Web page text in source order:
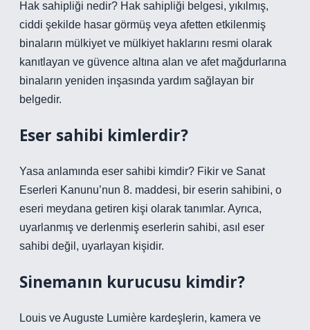
Hak sahipliği nedir? Hak sahipliği belgesi, yıkılmış,
ciddi şekilde hasar görmüş veya afetten etkilenmiş
binaların mülkiyet ve mülkiyet haklarını resmi olarak
kanıtlayan ve güvence altına alan ve afet mağdurlarına
binaların yeniden inşasında yardım sağlayan bir
belgedir.
Eser sahibi kimlerdir?
Yasa anlamında eser sahibi kimdir? Fikir ve Sanat
Eserleri Kanunu’nun 8. maddesi, bir eserin sahibini, o
eseri meydana getiren kişi olarak tanımlar. Ayrıca,
uyarlanmış ve derlenmiş eserlerin sahibi, asıl eser
sahibi değil, uyarlayan kişidir.
Sinemanın kurucusu kimdir?
Louis ve Auguste Lumière kardeşlerin, kamera ve